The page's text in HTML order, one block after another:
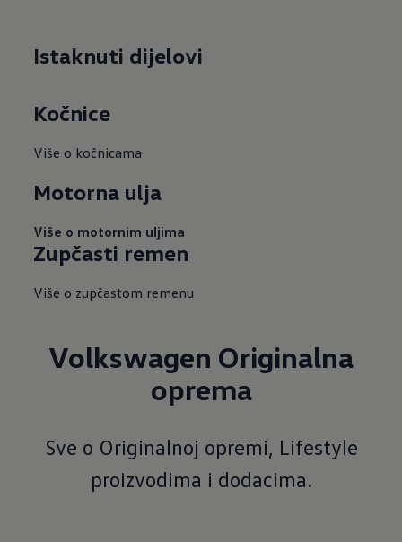
Istaknuti dijelovi
Kočnice
Više o kočnicama
Motorna ulja
Više o motornim uljima
Zupčasti remen
Više o zupčastom remenu
Volkswagen Originalna
oprema
Sve o Originalnoj opremi, Lifestyle
proizvodima i dodacima.